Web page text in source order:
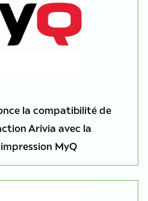
la compatibilité de
Arivia avec la
MyQ